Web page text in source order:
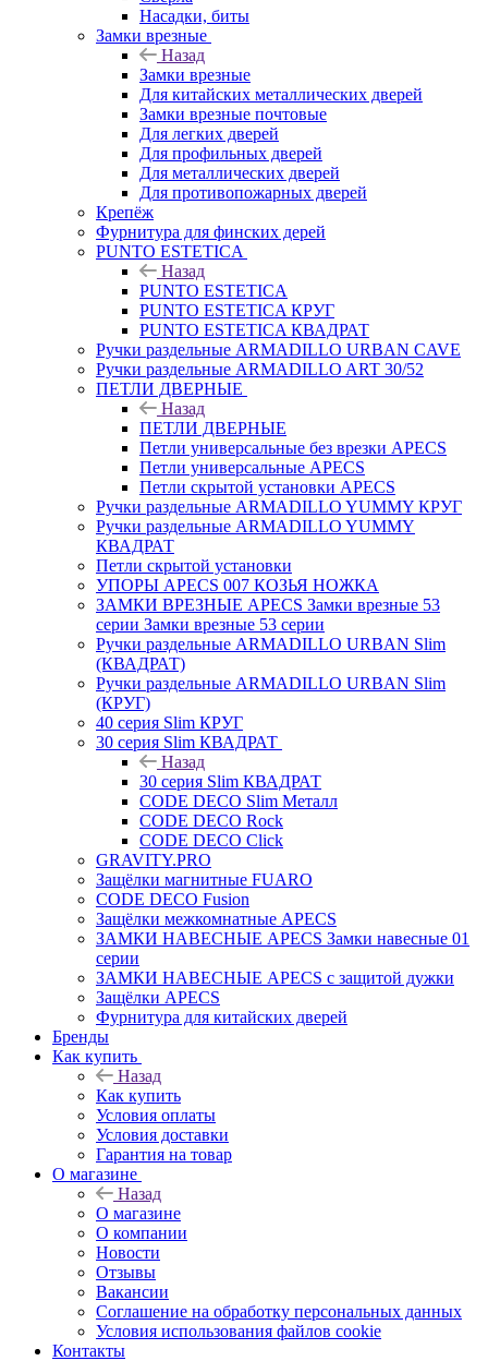
Насадки, биты
Замки врезные
Назад
Замки врезные
Для китайских металлических дверей
Замки врезные почтовые
Для легких дверей
Для профильных дверей
Для металлических дверей
Для противопожарных дверей
Крепёж
Фурнитура для финских дерей
PUNTO ESTETICA
Назад
PUNTO ESTETICA
PUNTO ESTETICA КРУГ
PUNTO ESTETICA КВАДРАТ
Ручки раздельные ARMADILLO URBAN CAVE
Ручки раздельные ARMADILLO ART 30/52
ПЕТЛИ ДВЕРНЫЕ
Назад
ПЕТЛИ ДВЕРНЫЕ
Петли универсальные без врезки APECS
Петли универсальные APECS
Петли скрытой установки APECS
Ручки раздельные ARMADILLO YUMMY КРУГ
Ручки раздельные ARMADILLO YUMMY
КВАДРАТ
Петли скрытой установки
УПОРЫ APECS 007 КОЗЬЯ НОЖКА
ЗАМКИ ВРЕЗНЫЕ APECS Замки врезные 53
серии Замки врезные 53 серии
Ручки раздельные ARMADILLO URBAN Slim
(КВАДРАТ)
Ручки раздельные ARMADILLO URBAN Slim
(КРУГ)
40 серия Slim КРУГ
30 серия Slim КВАДРАТ
Назад
30 серия Slim КВАДРАТ
CODE DECO Slim Металл
CODE DECO Rock
CODE DECO Click
GRAVITY.PRO
Защёлки магнитные FUARO
CODE DECO Fusion
Защёлки межкомнатные APECS
ЗАМКИ НАВЕСНЫЕ APECS Замки навесные 01
серии
ЗАМКИ НАВЕСНЫЕ APECS с защитой дужки
Защёлки APECS
Фурнитура для китайских дверей
Бренды
Как купить
Назад
Как купить
Условия оплаты
Условия доставки
Гарантия на товар
О магазине
Назад
О магазине
О компании
Новости
Отзывы
Вакансии
Соглашение на обработку персональных данных
Условия использования файлов cookie
Контакты